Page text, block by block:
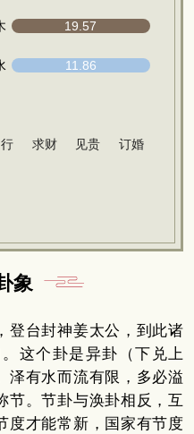
19.57
11.86
求财 见贵
订婚
象
登台封神姜太公，到此诸
这个卦是异卦（下兑上
泽有水而流有限，多必溢
节。节卦与涣卦相反，互
度才能常新，国家有节度